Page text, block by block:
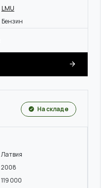
LMU
Бензин
На складе
Латвия
2008
119 000